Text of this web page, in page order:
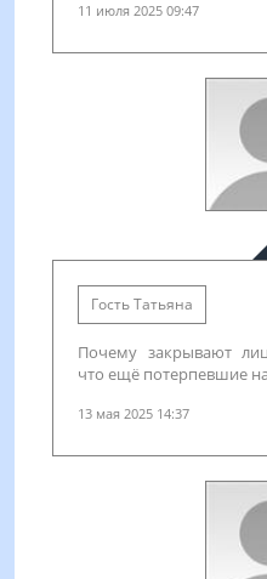
11 июля 2025 09:47
Гость Татьяна
Почему закрывают
что ещё потерпевшие
13 мая 2025 14:37